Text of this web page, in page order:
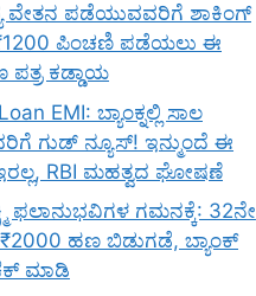
ವೇತನ ಪಡೆಯುವವರಿಗೆ ಶಾಕಿಂಗ್
₹1200 ಪಿಂಚಣಿ ಪಡೆಯಲು ಈ
ಪತ್ರ ಕಡ್ಡಾಯ
EMI: ಬ್ಯಾಂಕ್ನಲ್ಲಿ ಸಾಲ
ಗುಡ್ ನ್ಯೂಸ್! ಇನ್ಮುಂದೆ ಈ
RBI ಮಹತ್ವದ ಘೋಷಣೆ
ಫಲಾನುಭವಿಗಳ ಗಮನಕ್ಕೆ: 32ನೇ
ಹಣ ಬಿಡುಗಡೆ, ಬ್ಯಾಂಕ್
ಮಾಡಿ